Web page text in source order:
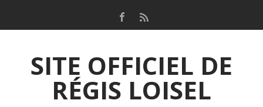
SITE OFFICIEL DE
RÉGIS LOISEL